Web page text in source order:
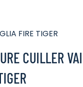
FIRE TIGER
CUILLER